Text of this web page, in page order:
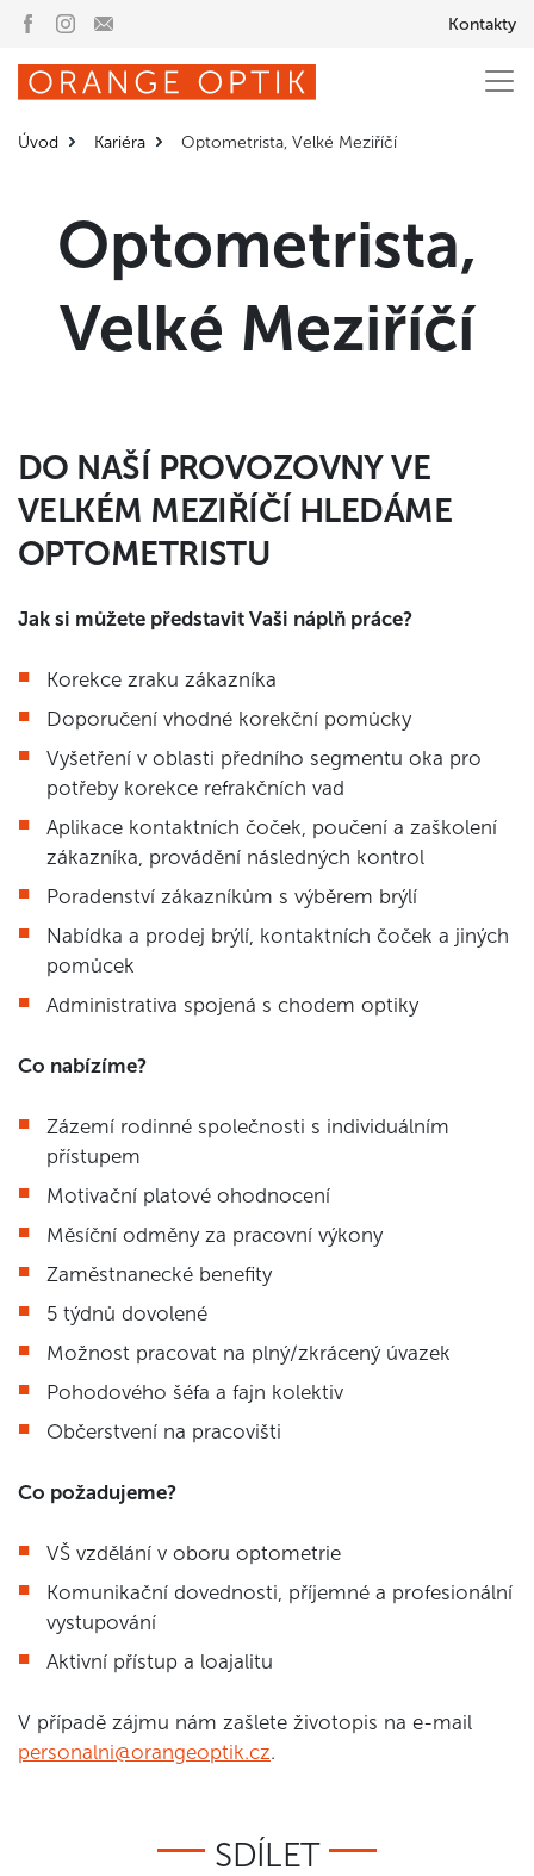
Kontakty
Úvod Kariéra Optometrista, Velké Meziříčí
Optometrista,
Velké Meziříčí
DO NAŠÍ PROVOZOVNY VE
VELKÉM MEZIŘÍČÍ HLEDÁME
OPTOMETRISTU
Jak si můžete představit Vaši náplň práce?
Korekce zraku zákazníka
Doporučení vhodné korekční pomůcky
Vyšetření v oblasti předního segmentu oka pro
potřeby korekce refrakčních vad
Aplikace kontaktních čoček, poučení a zaškolení
zákazníka, provádění následných kontrol
Poradenství zákazníkům s výběrem brýlí
Nabídka a prodej brýlí, kontaktních čoček a jiných
pomůcek
Administrativa spojená s chodem optiky
Co nabízíme?
Zázemí rodinné společnosti s individuálním
přístupem
Motivační platové ohodnocení
Měsíční odměny za pracovní výkony
Zaměstnanecké benefity
5 týdnů dovolené
Možnost pracovat na plný/zkrácený úvazek
Pohodového šéfa a fajn kolektiv
Občerstvení na pracovišti
Co požadujeme?
VŠ vzdělání v oboru optometrie
Komunikační dovednosti, příjemné a profesionální
vystupování
Aktivní přístup a loajalitu
V případě zájmu nám zašlete životopis na e-mail
personalni@orangeoptik.cz.
SDÍLET